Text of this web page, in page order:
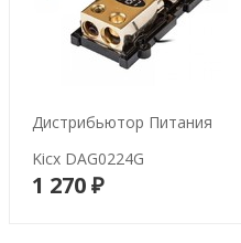
Дистрибьютор Питания
Kicx DAG0224G
1 270 ₽В корзину